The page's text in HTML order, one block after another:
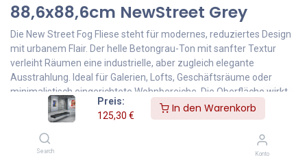
Preis:
125,30 €
In den Warenkorb
Search Konto
88,6x88,6cm NewStreet Grey
Die New Street Fog Fliese steht für modernes, reduziertes Design
mit urbanem Flair. Der helle Betongrau-Ton mit sanfter Textur
verleiht Räumen eine industrielle, aber zugleich elegante
Ausstrahlung. Ideal für Galerien, Lofts, Geschäftsräume oder
minimalistisch eingerichtete Wohnbereiche. Die Oberfläche wirkt
matt und leicht strukturiert – perfekt für zeitgemäße,
großflächige Gestaltung.
125,30€